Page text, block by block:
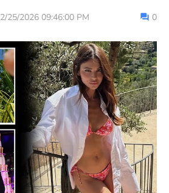
2/25/2026 09:46:00 PM 0